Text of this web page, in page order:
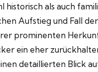
historisch als auch
Aufstieg und Fall
prominenten
ein eher
detaillierten Blick